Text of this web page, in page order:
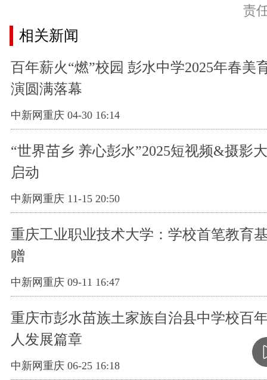
责
相关新闻
百年薪火“燃”校园 彭水中学2025年春美
演圆满落幕
中新网重庆 04-30 16:14
“世界苗乡 养心彭水”2025短视频&摄影
启动
中新网重庆 11-15 20:50
重庆工业职业技术大学：学校首笔教育
赠
中新网重庆 09-11 16:47
重庆市彭水苗族土家族自治县中学校百
人发展篇章
中新网重庆 06-25 16:18